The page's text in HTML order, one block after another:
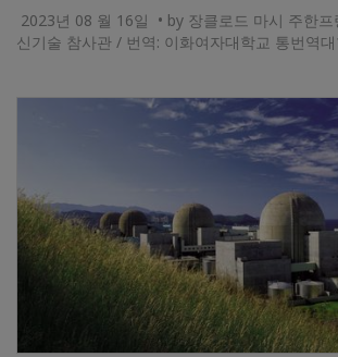
2023년 08 월 16일 • by 장클로드 마시 주한프
신기술 참사관 / 번역: 이화여자대학교 통번역